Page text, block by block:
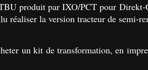
produit par IXO/PCT pour Direkt-
réaliser la version tracteur de semi-
un kit de transformation, en